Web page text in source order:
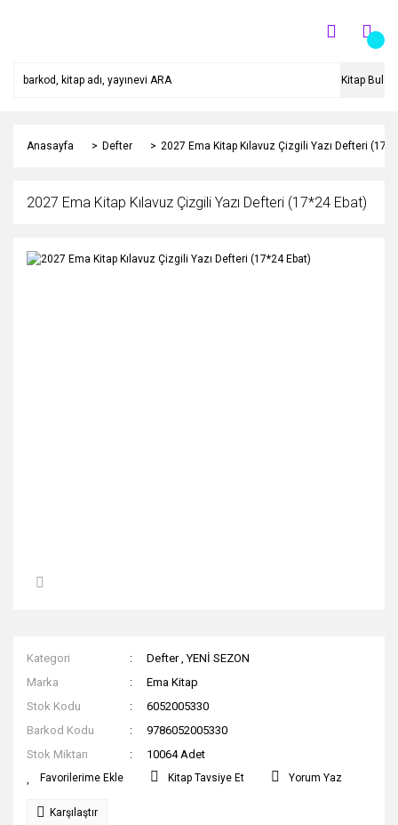
Kitap Bul
Anasayfa Defter 2027 Ema Kitap Kılavuz Çizgili Yazı Defteri
2027 Ema Kitap Kılavuz Çizgili Yazı Defteri (17*24 Ebat)
Kategori Defter ,YENİ SEZON
Marka
Ema Kitap
Stok Kodu
6052005330
Barkod Kodu
9786052005330
Stok Miktarı
10064 Adet
Kitap Tavsiye Et Yorum Yaz
Karşılaştır